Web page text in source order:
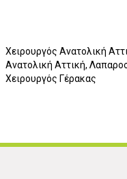
Χειρουργός Ανατολική
Ανατολική Αττική,
Χειρουργός Γέρακας